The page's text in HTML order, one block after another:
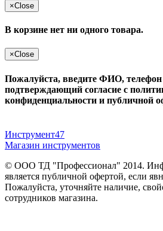
×Close
В корзине нет ни одного товара.
×Close
Пожалуйста, введите ФИО,
подтверждающий согласие с
конфиденциальности и публичной
Инструмент47
Магазин инструментов
© ООО ТД "Профессионал" 2014.
является публичной офертой, если
Пожалуйста, уточняйте наличие,
сотрудников магазина.